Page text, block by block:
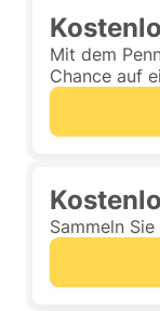
Mit dem
Chance auf
Sammeln